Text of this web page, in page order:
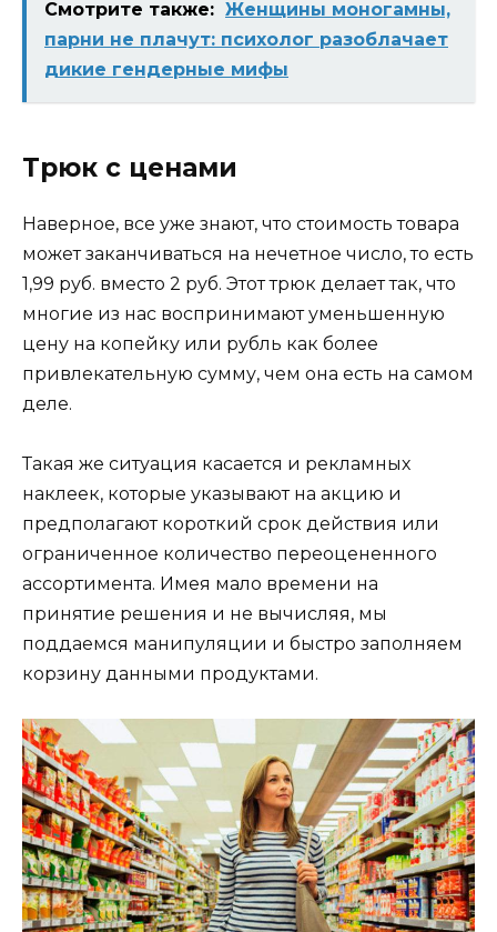
Смотрите также: Женщины моногамны,
парни не плачут: психолог разоблачает
дикие гендерные мифы
Трюк с ценами
Наверное, все уже знают, что стоимость товара
может заканчиваться на нечетное число, то есть
1,99 руб. вместо 2 руб. Этот трюк делает так, что
многие из нас воспринимают уменьшенную
цену на копейку или рубль как более
привлекательную сумму, чем она есть на самом
деле.
Такая же ситуация касается и рекламных
наклеек, которые указывают на акцию и
предполагают короткий срок действия или
ограниченное количество переоцененного
ассортимента. Имея мало времени на
принятие решения и не вычисляя, мы
поддаемся манипуляции и быстро заполняем
корзину данными продуктами.